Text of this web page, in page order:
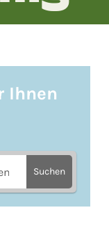
Ihnen
Suchen